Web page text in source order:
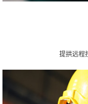
提拱远程